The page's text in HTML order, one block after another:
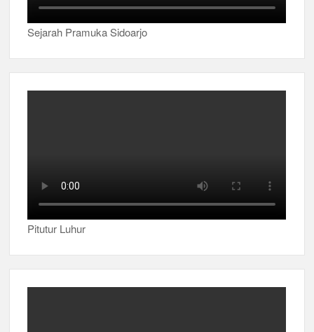
Sejarah Pramuka Sidoarjo
Pitutur Luhur